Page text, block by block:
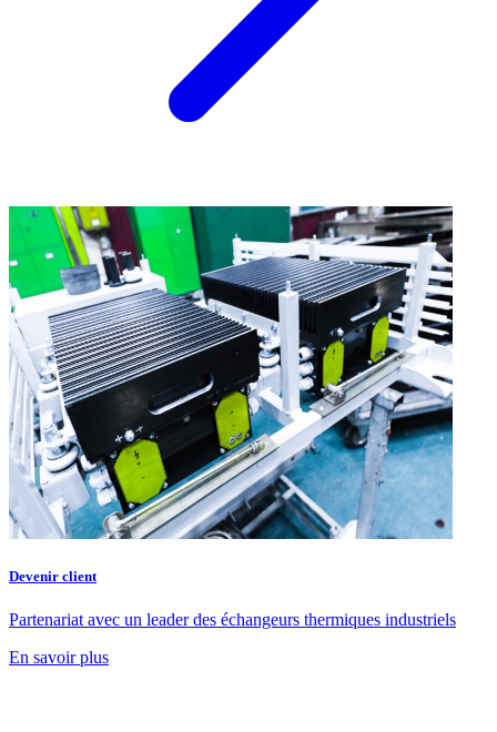
Devenir client
Partenariat avec un leader des échangeurs thermiques industriels
En savoir plus